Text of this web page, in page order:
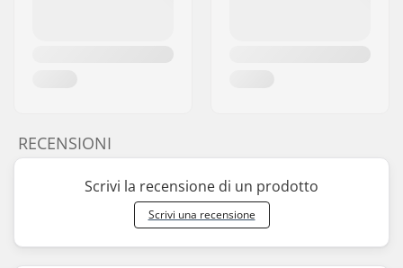
RECENSIONI
Scrivi la recensione di un prodotto
Scrivi una recensione